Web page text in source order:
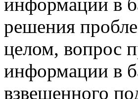
решения
целом, вопрос
информации в
взвешенного